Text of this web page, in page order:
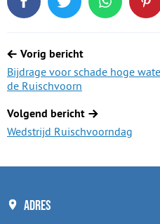
Deel dit blogartikel op
Tweet ditDeel dit
Berichtnavigatie
Vorig bericht
Bijdrage voor schade hoge
de Ruischvoorn
Volgend bericht
Wedstrijd Ruischvoorndag
Adres